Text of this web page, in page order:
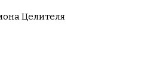
Целителя